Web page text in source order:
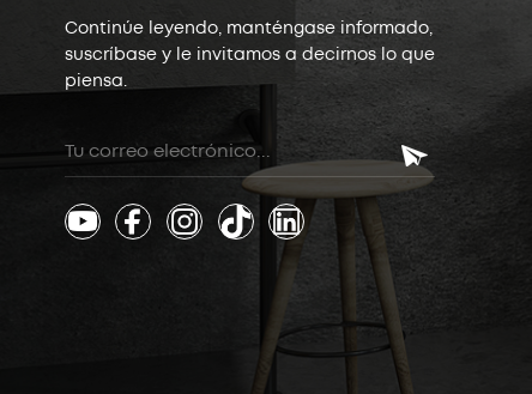
Continúe leyendo, manténgase informado,
suscríbase y le invitamos a decirnos lo que
piensa.